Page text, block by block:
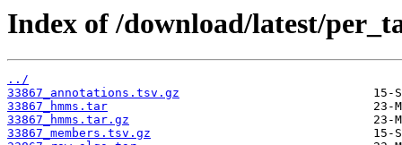
Index of /download/latest/
../
33867_annotations.tsv.gz
33867_hmms.tar
33867_hmms.tar.gz
33867_members.tsv.gz